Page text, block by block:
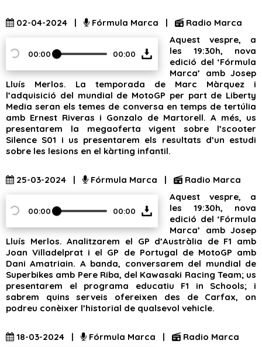
02-04-2024 | Fórmula Marca | Radio Marca
00:00 00:00
Aquest vespre, a
les 19:30h, nova
edició del ‘Fórmula
Marca’ amb Josep
Lluís Merlos. La temporada de Marc Màrquez i
l’adquisició del mundial de MotoGP per part de Liberty
Media seran els temes de conversa en temps de tertúlia
amb Ernest Riveras i Gonzalo de Martorell. A més, us
presentarem la megaoferta vigent sobre l’scooter
Silence S01 i us presentarem els resultats d’un estudi
sobre les lesions en el kàrting infantil.
25-03-2024 | Fórmula Marca | Radio Marca
00:00 00:00
Aquest vespre, a
les 19:30h, nova
edició del ‘Fórmula
Marca’ amb Josep
Lluís Merlos. Analitzarem el GP d’Austràlia de F1 amb
Joan Villadelprat i el GP de Portugal de MotoGP amb
Dani Amatriain. A banda, conversarem del mundial de
Superbikes amb Pere Riba, del Kawasaki Racing Team; us
presentarem el programa educatiu F1 in Schools; i
sabrem quins serveis ofereixen des de Carfax, on
podreu conèixer l’historial de qualsevol vehicle.
18-03-2024 | Fórmula Marca | Radio Marca